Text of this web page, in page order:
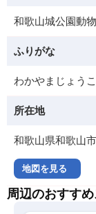
和歌山城公園動
ふりがな
わかやまじょう
所在地
和歌山県和歌山
地図を見る
周辺のおすす